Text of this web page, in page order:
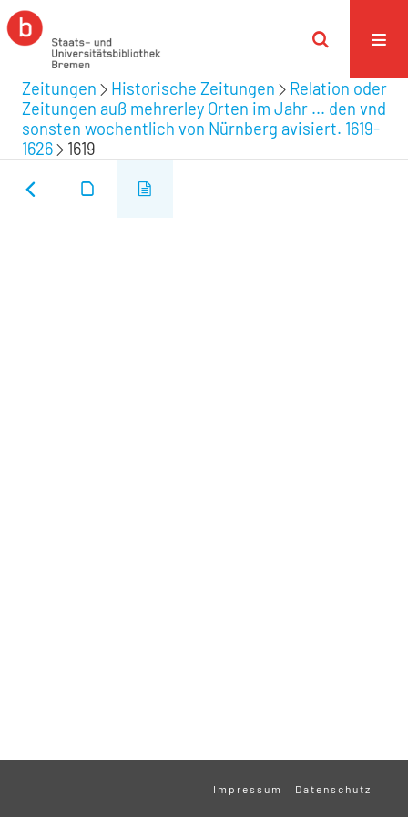
Zeitungen Historische Zeitungen
Relation oder
Zeitungen auß mehrerley Orten im Jahr ... den vnd
sonsten wochentlich von Nürnberg avisiert. 1619-
1626
1619
Impressum Datenschutz